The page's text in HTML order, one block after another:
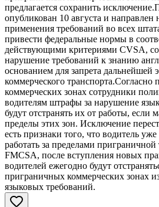
предлагается сохранить
опубликован 10 августа и
применения требований во всех
привести федеральные нормы в
действующими критериями CVSA,
нарушение требований к знанию
основанием для запрета дальнейшей
коммерческого транспорта.Согласно
коммерческих зонах сотрудники
водителям штрафы за нарушение
будут отстранять их от работы, если
пределы этих зон. Исключение
есть признаки того, что водитель
работать за пределами
FMCSA, после вступления новых
водителей ежегодно будут
приграничных коммерческих зонах
языковых требований.